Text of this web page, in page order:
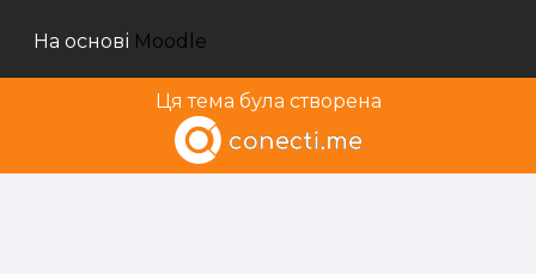
На основі Moodle
Ця тема була створена